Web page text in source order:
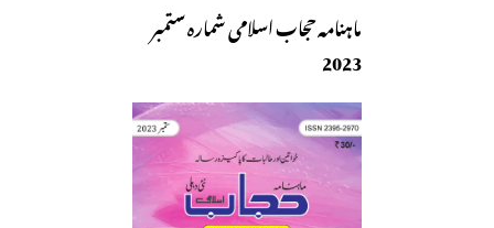
ماہنامہ حجاب اسلامی شمارہ ستمبر
2023